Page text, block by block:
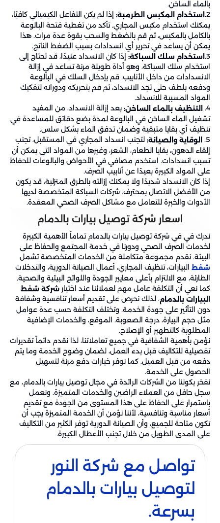
بالماء الساخن.
2. استخدام المكبس الطرمبة: إذا لم يكن التفاعل الكيميائي كافيًا،
يمكنك استخدام مكبس المجاري. تأكد من تغطية فتحة البالوعة
بالكامل بالمكبس، ثم قم بالضغط والسحب بقوة عدة مرات. هذا
يمكن أن يساعد في تحرير أي انسدادات بسبب الضغط الناتج.
3. استخدام سلك السباكة: إذا كان الانسداد عنيدًا، قد تحتاج إلى
استخدام سلك السباكة، وهو أداة طويلة مرنة تساعد في إزالة
الانسدادات من داخل الأنابيب. قم بإدخال السلك في البالوعة
ودفعه بلطف حتى تجد الانسداد، ثم قم بتحريكه ودورانه لتفكيك
المواد المسببة للانسداد.
4.
التنظيف بالماء الساخن: بعد إزالة الانسداد، من المفيد
تشغيل الماء الساخن في البالوعة لمدة بضع دقائق للمساعدة في
تنظيف أي بقايا متبقية وضمان تدفق الماء بشكل سلس.
5.
الوقاية والصيانة: لتجنب انسداد المجاري في المستقبل، تجنب
إلقاء الدهون، بقايا الطعام، الشعر، وغيرها من المواد التي يمكن أن
تسبب انسدادات. استخدم مصافي في الأحواض والبالوعات للحفاظ
على المواد الكبيرة بعيدًا عن أنابيب الصرف.
إذا كان الانسداد شديدًا ولا يمكنك إزالته بالطرق المنزلية، قد يكون
من الأفضل الاتصال بمحترف. شركات السباكة المتخصصة لديها
الأدوات والخبرة للتعامل مع مشاكل الصرف الصحي المعقدة.
اسعار شركة توصيل بيارات بالدمام
ندرك في في شركة توصيل بيارات بالدمام تماماً الأهمية الكبيرة
لخدمات الصرف الصحي ودورنا في خدمة المجتمع والحفاظ على
البيئة. نقدم مجموعة متكاملة من الخدمات المتخصصة تشمل
شفط البيارات، تنظيف المجاري، أعمال الصيانة الدورية، والتدخلات
الطارئة، مع الالتزام بأعلى معايير الجودة واللوائح البيئية والصحية.
كما نعي أن التكلفة عامل مهم لعملائنا عند اختيار شركة شفط
البيارات بالدمام، لذلك نحرص على تقديم أسعار تنافسية وشفافة
دون التأثير على جودة الخدمة. وتختلف التكلفة حسب عدة عوامل
مثل حجم البيارة، درجة الصعوبة، الموقع، والخدمات الإضافية
المطلوبة كالتطهير أو الإصلاح.
نؤمن بأهمية الشفافية في جميع تعاملاتنا، لذا نقدم دائماً تقديرات
تفصيلية للتكاليف قبل بدء العمل، لضمان وضوح الخدمة وما يتم
دفعه من قبل العميل. كما نوفر خيارات دفع مرنة لتسهيل
الحصول على الخدمة.
نفخر بكوننا من الشركات الرائدة في مجال توصيل بيارات بالدمام، مع
سجل حافل من العملاء الراضين والخدمات المتميزة. ونعمل
باستمرار على الحفاظ على هذا المستوى من الجودة مع تقديم
أسعار مناسبة وتنافسية، لأننا نؤمن أن الخدمة المتميزة يجب أن
تكون متاحة للجميع، وأن الصيانة الدورية توفر الكثير من التكاليف
على المدى الطويل من خلال تجنب الأعطال الكبيرة.
تواصل مع شركة النور
لتوصيل بيارات بالدمام
بسرعة.